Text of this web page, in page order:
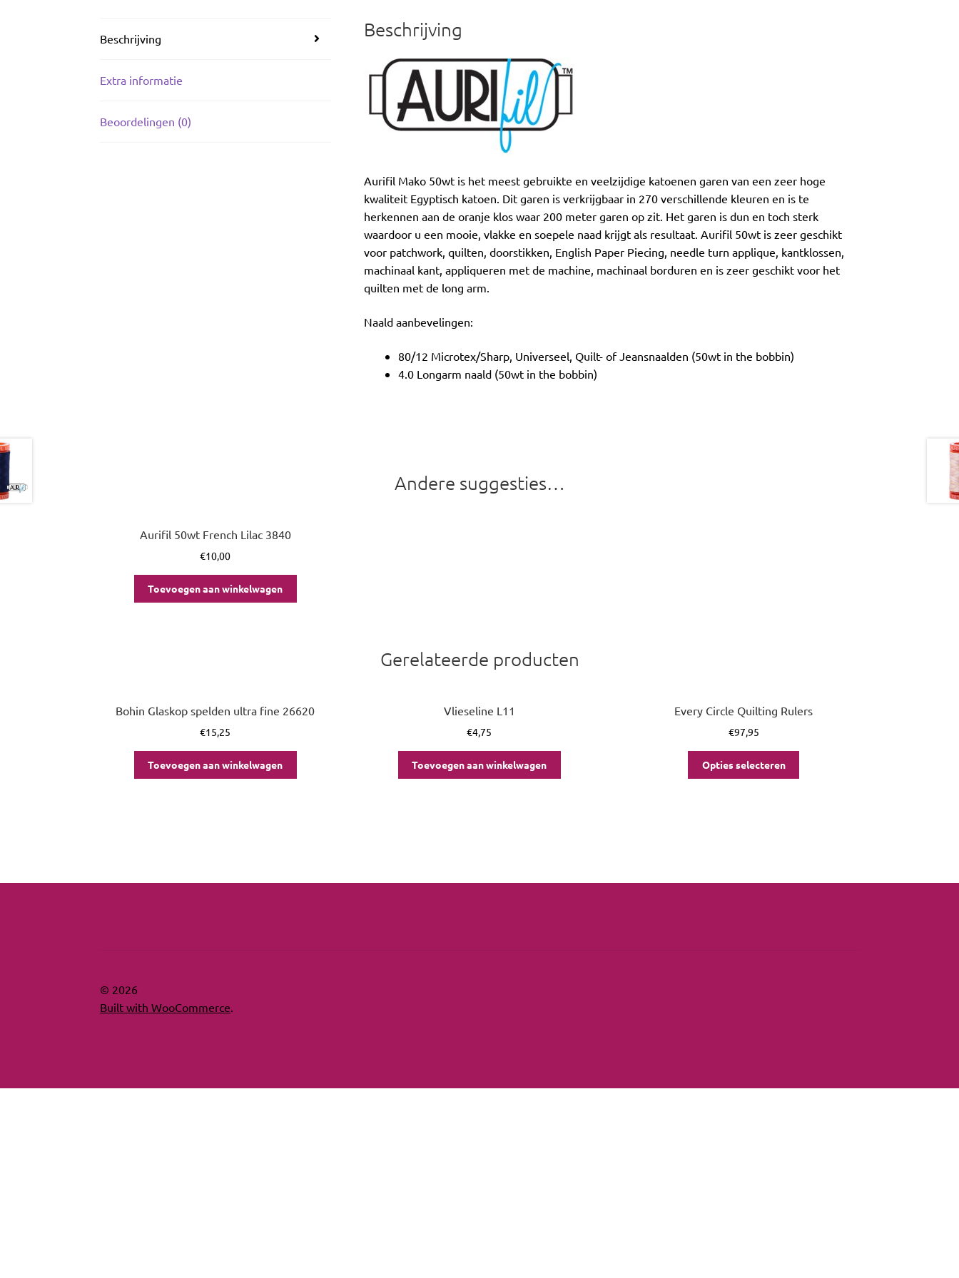
Beschrijving
Extra informatie
Beoordelingen (0)
Beschrijving
Aurifil Mako 50wt is het meest gebruikte en veelzijdige katoenen garen van een zeer hoge
kwaliteit Egyptisch katoen. Dit garen is verkrijgbaar in 270 verschillende kleuren en is te
herkennen aan de oranje klos waar 200 meter garen op zit. Het garen is dun en toch sterk
waardoor u een mooie, vlakke en soepele naad krijgt als resultaat. Aurifil 50wt is zeer geschikt
voor patchwork, quilten, doorstikken, English Paper Piecing, needle turn applique, kantklossen,
machinaal kant, appliqueren met de machine, machinaal borduren en is zeer geschikt voor het
quilten met de long arm.
Naald aanbevelingen:
80/12 Microtex/Sharp, Universeel, Quilt- of Jeansnaalden (50wt in the bobbin)
4.0 Longarm naald (50wt in the bobbin)
Andere suggesties…
Aurifil 50wt French Lilac 3840
€10,00
Toevoegen aan winkelwagen
Gerelateerde producten
Bohin Glaskop spelden ultra fine 26620
€15,25
Toevoegen aan winkelwagen
Vlieseline L11
€4,75
Toevoegen aan winkelwagen
Every Circle Quilting Rulers
€97,95
Opties selecteren
© 2026
Built with WooCommerce